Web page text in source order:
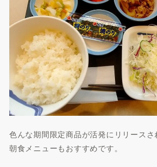
色んな期間限定商品が活発にリリースさ
朝食メニューもおすすめです。